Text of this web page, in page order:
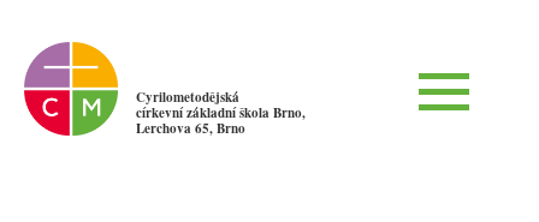
Cyrilometodějská
církevní základní škola Brno,
Lerchova 65, Brno